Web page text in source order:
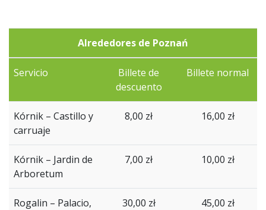
Alrededores de Poznań
Servicio
Billete de
descuento
Billete normal
Kórnik – Castillo y
carruaje
8,00 zł 16,00 zł
Kórnik – Jardin de
Arboretum
7,00 zł 10,00 zł
Rogalin – Palacio,
30,00 zł 45,00 zł